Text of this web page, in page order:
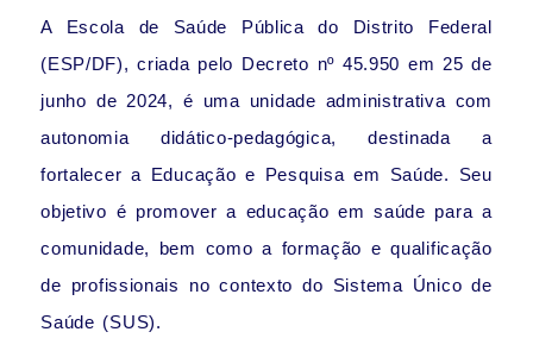
A Escola de Saúde Pública do Distrito Federal
(ESP/DF), criada pelo Decreto nº 45.950 em 25 de
junho de 2024, é uma unidade administrativa com
autonomia didático-pedagógica, destinada a
fortalecer a Educação e Pesquisa em Saúde. Seu
objetivo é promover a educação em saúde para a
comunidade, bem como a formação e qualificação
de profissionais no contexto do Sistema Único de
Saúde (SUS).